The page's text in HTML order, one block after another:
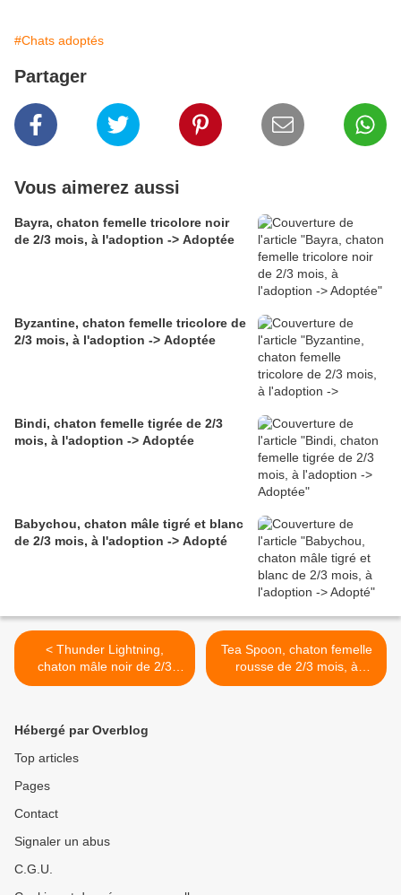
#Chats adoptés
Partager
Vous aimerez aussi
Bayra, chaton femelle tricolore noir
de 2/3 mois, à l'adoption -> Adoptée
Byzantine, chaton femelle tricolore de
2/3 mois, à l'adoption -> Adoptée
Bindi, chaton femelle tigrée de 2/3
mois, à l'adoption -> Adoptée
Babychou, chaton mâle tigré et blanc
de 2/3 mois, à l'adoption -> Adopté
< Thunder Lightning,
chaton mâle noir de 2/3
mois, à l'adoption -> adopté
Tea Spoon, chaton femelle
rousse de 2/3 mois, à
l'adoption -> adoptée >
Hébergé par Overblog
Top articles
Pages
Contact
Signaler un abus
C.G.U.